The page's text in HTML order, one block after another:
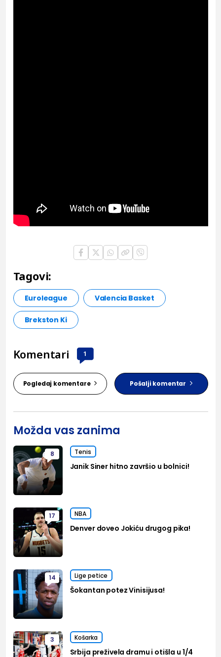
Tagovi:
Euroleague Valencia Basket
Brekston Ki
Komentari 1
Pogledaj komentare Pošalji komentar
Možda vas zanima
8 Tenis
Janik Siner hitno završio u bolnici!
17 NBA
Denver doveo Jokiću drugog pika!
14 Lige petice
Šokantan potez Vinisijusa!
3 Košarka
Srbija preživela dramu i otišla u 1/4